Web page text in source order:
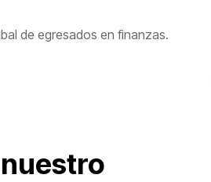
de egresados en finanzas.